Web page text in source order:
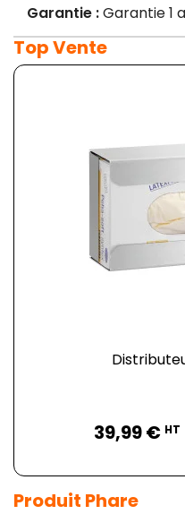
Garantie :Garantie 1
Top Vente
39,99 € HT
Produit Phare